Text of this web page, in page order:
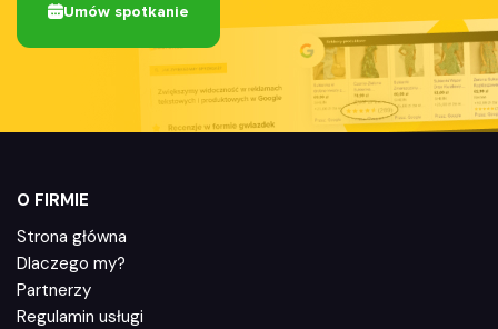
Umów spotkanie
O FIRMIE
Strona główna
Dlaczego my?
Partnerzy
Regulamin usługi